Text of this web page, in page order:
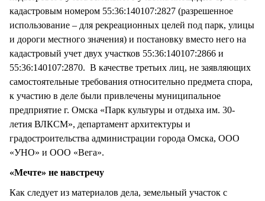
кадастровым номером 55:36:140107:2827 (разрешенное
использование – для рекреационных целей под парк, улицы
и дороги местного значения) и постановку вместо него на
кадастровый учет двух участков 55:36:140107:2866 и
55:36:140107:2870. В качестве третьих лиц, не заявляющих
самостоятельные требования относительно предмета спора,
к участию в деле были привлечены муниципальное
предприятие г. Омска «Парк культуры и отдыха им. 30-
летия ВЛКСМ», департамент архитектуры и
градостроительства администрации города Омска, ООО
«УНО» и ООО «Вега».
«Мечте» не навстречу
Как следует из материалов дела, земельный участок с